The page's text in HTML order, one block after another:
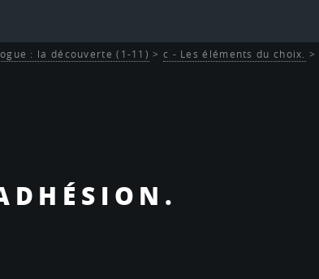
: la découverte (1-11) > c - Les éléments du choix. >